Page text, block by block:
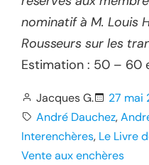
nominatif à M. Louis
Rousseurs sur les
Estimation : 50 – 60
Jacques G. 27 mai
André Dauchez,
Interenchères, Le Livre
Vente aux enchères